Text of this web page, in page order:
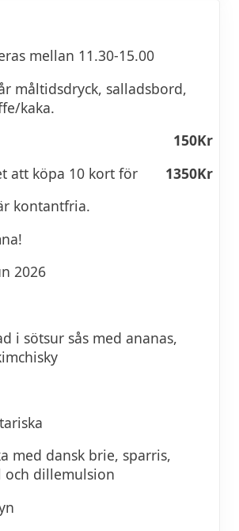
mellan 11.30-15.00
måltidsdryck, salladsbord,
kaka.
150Kr
att köpa 10 kort för
1350Kr
kontantfria.
2026
i sötsur sås med ananas,
med dansk brie, sparris,
och dillemulsion